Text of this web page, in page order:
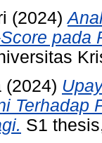
(2024)
pada
(2024)
Terhadap
S1